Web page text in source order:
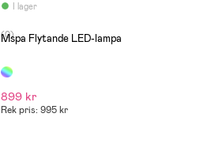
I lager
(0)
Mspa Flytande LED-lampa
899 kr
Rek pris: 995 kr